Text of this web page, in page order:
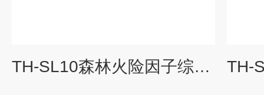
TH-SL10森林火险因子综合监测站